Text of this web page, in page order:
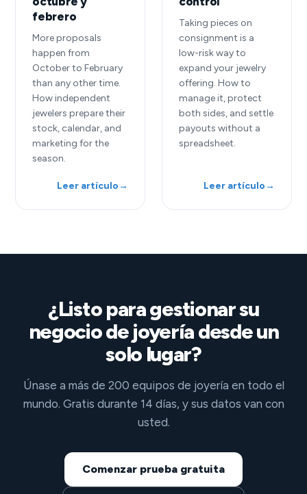
febrero
More proposals
happen from
October to February
than any other time.
How independent
jewelers prepare their
stock, calendar, and
marketing for the
season.
Leer artículo→
Taking pieces on
consignment is a
low-risk way to
expand your jewelry
offering. How to
manage it, protect
both sides, and settle
payouts without a
spreadsheet.
Leer artículo→
¿Listo para gestionar su
negocio de joyería desde un
solo lugar?
Únase a más de 200 equipos de joyería en todo el
mundo. Gratis durante 14 días, y sus datos van con
usted.
Comenzar prueba gratuita